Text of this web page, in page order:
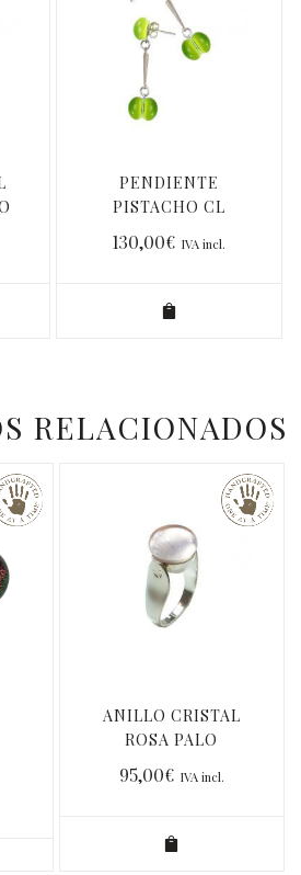
PENDIENTE
PISTACHO CL
130,00€ IVA incl.
RELACIONADOS
ANILLO CRISTAL
ROSA PALO
95,00€ IVA incl.